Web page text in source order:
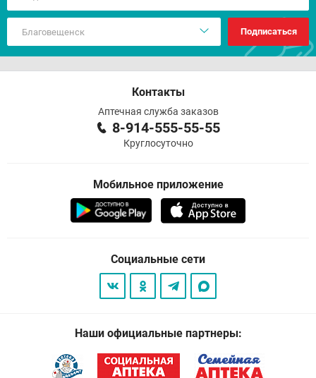
Подписаться
Контакты
Аптечная служба заказов
8-914-555-55-55
Круглосуточно
Мобильное приложение
Социальные сети
Наши официальные партнеры: